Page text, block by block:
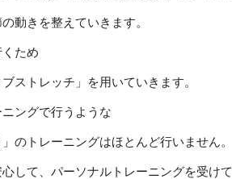
動きを整えていきます。
ため
ストレッチ」を用いていきます。
ングで行うような
のトレーニングはほとんど行いません。
して、パーソナルトレーニングを受けて